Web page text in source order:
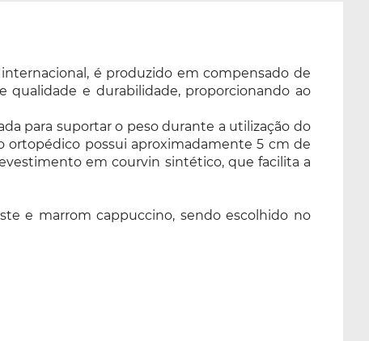
é produzido em compensado de
e durabilidade, proporcionando ao
para suportar o peso durante a utilização do
ortopédico possui aproximadamente 5 cm de
em courvin sintético, que facilita a
e marrom cappuccino, sendo escolhido no